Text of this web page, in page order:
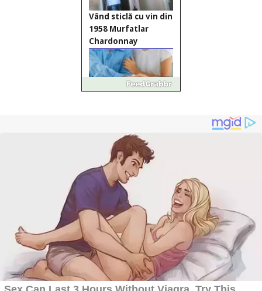
Vând sticlă cu vin din
1958 Murfatlar
Chardonnay
investitii
Ofera def între
special